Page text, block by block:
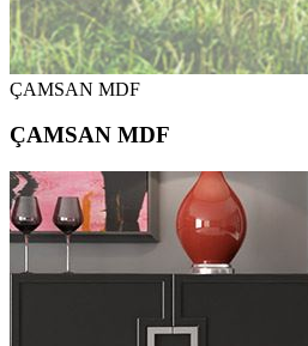
ÇAMSAN MDF
ÇAMSAN MDF